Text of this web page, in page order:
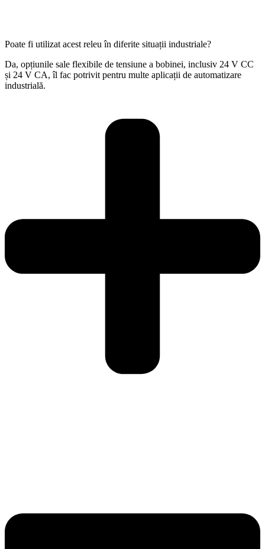
Poate fi utilizat acest releu în diferite situații industriale?
Da, opțiunile sale flexibile de tensiune a bobinei, inclusiv 24 V CC
și 24 V CA, îl fac potrivit pentru multe aplicații de automatizare
industrială.